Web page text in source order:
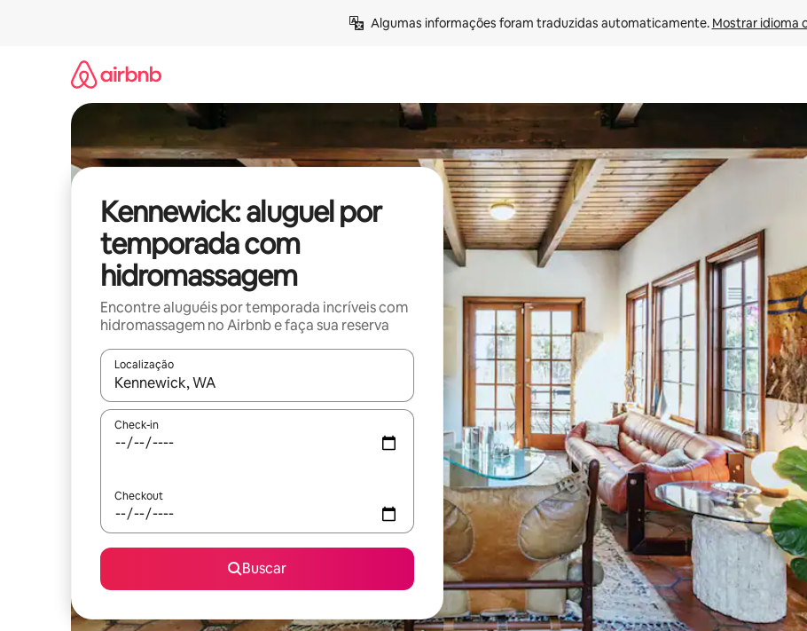
Algumas informações foram traduzidas automaticamente. Mostrar idioma
Kennewick: aluguel por
temporada com
hidromassagem
Encontre aluguéis por temporada incríveis com
hidromassagem no Airbnb e faça sua reserva
Localização
Quando os resultados estiverem disponíveis, explore-os usando as seta para cima e para baixo do teclado ou tocando e
Check-in
Checkout
Buscar